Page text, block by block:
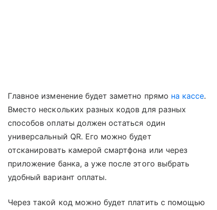
Главное изменение будет заметно прямо на кассе.
Вместо нескольких разных кодов для разных
способов оплаты должен остаться один
универсальный QR. Его можно будет
отсканировать камерой смартфона или через
приложение банка, а уже после этого выбрать
удобный вариант оплаты.
Через такой код можно будет платить с помощью